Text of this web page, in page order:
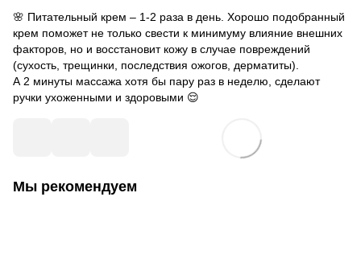
🌸 Питательный крем – 1-2 раза в день. Хорошо подобранный
крем поможет не только свести к минимуму влияние внешних
факторов, но и восстановит кожу в случае повреждений
(сухость, трещинки, последствия ожогов, дерматиты).
А 2 минуты массажа хотя бы пару раз в неделю, сделают
ручки ухоженными и здоровыми 😌
Мы рекомендуем